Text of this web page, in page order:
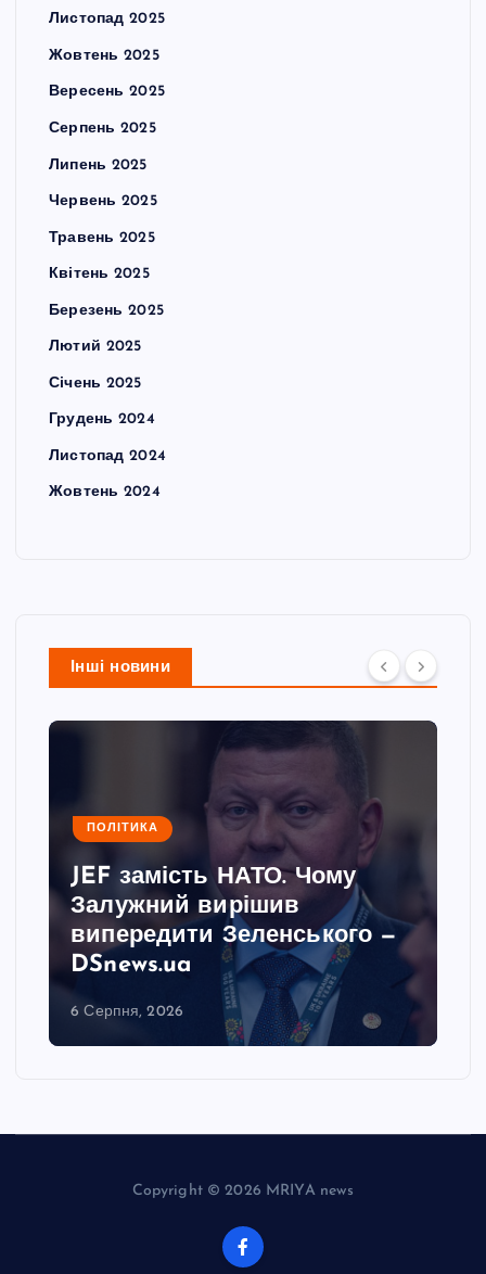
Листопад 2025
Жовтень 2025
Вересень 2025
Серпень 2025
Липень 2025
Червень 2025
Травень 2025
Квітень 2025
Березень 2025
Лютий 2025
Січень 2025
Грудень 2024
Листопад 2024
Жовтень 2024
Інші новини
ПОЛІТИКА
JEF замість НАТО. Чому
Залужний вирішив
випередити Зеленського —
DSnews.ua
6 Серпня, 2026
Copyright © 2026 MRIYA news